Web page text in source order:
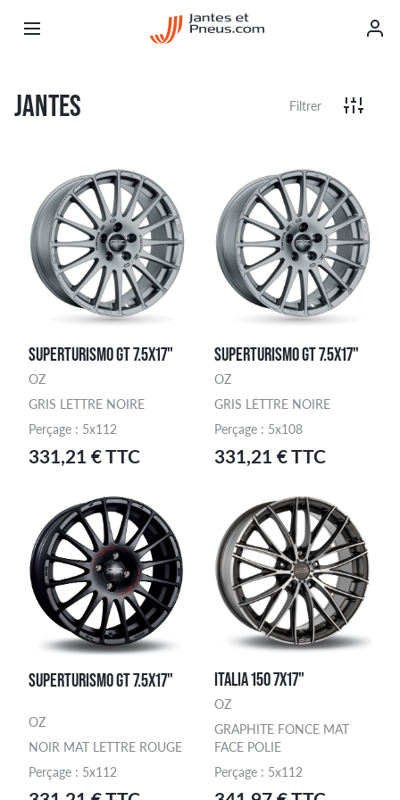
JANTES Filtrer
SUPERTURISMO GT 7.5X17"
OZ
GRIS LETTRE NOIRE
Perçage : 5x112
331,21 € TTC
SUPERTURISMO GT 7.5X17"
OZ
GRIS LETTRE NOIRE
Perçage : 5x108
331,21 € TTC
SUPERTURISMO GT 7.5X17"
OZ
NOIR MAT LETTRE ROUGE
Perçage : 5x112
ITALIA 150 7X17"
OZ
GRAPHITE FONCE MAT
FACE POLIE
Perçage : 5x112